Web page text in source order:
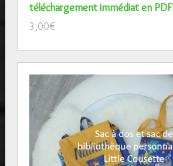
téléchargement immédiat en PDF
3,00€